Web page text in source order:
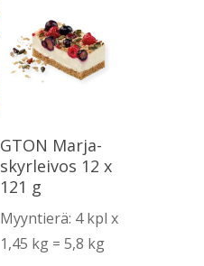
Lue Lisää
GTON Marja-
skyrleivos 12 x
121 g
Myyntierä: 4 kpl x
1,45 kg = 5,8 kg